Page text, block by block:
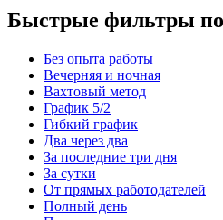
Быстрые фильтры
Без опыта работы
Вечерняя и ночная
Вахтовый метод
График 5/2
Гибкий график
Два через два
За последние три дня
За сутки
От прямых работодателей
Полный день